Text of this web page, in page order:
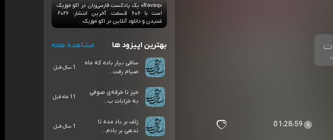
01:28:59
«Ravaq» یک پادکست فارسی‌زبان در اکو موزیک
است با ۶۰۶ قسمت. آخرین انتشار: ۲۰۲۶.
شنیدن و دانلود آنلاین در اکو موزیک.
بهترین اپیزود ها مشاهده همه
ساقی بیار باده که ماه
صیام رفت...
1 سال قبل
خیز تا خرقه‌ی صوفی
به خرابات ب...
11 ماه قبل
زلف بر باد مده تا
ندهی بر بادم...
1 سال قبل